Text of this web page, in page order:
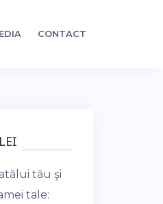
CONTACT
tău şi
tale: